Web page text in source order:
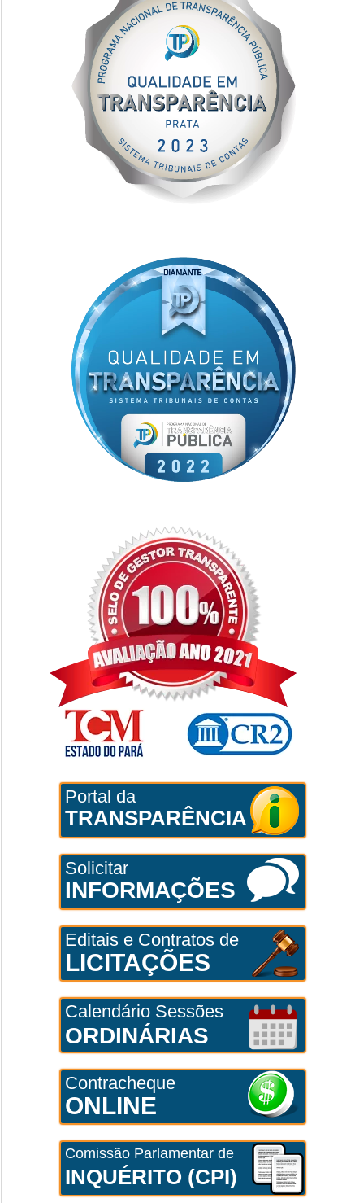
Portal da
TRANSPARÊNCIA
Solicitar
INFORMAÇÕES
Editais e Contratos de
LICITAÇÕES
Calendário Sessões
ORDINÁRIAS
Contracheque
ONLINE
Comissão Parlamentar de
INQUÉRITO (CPI)